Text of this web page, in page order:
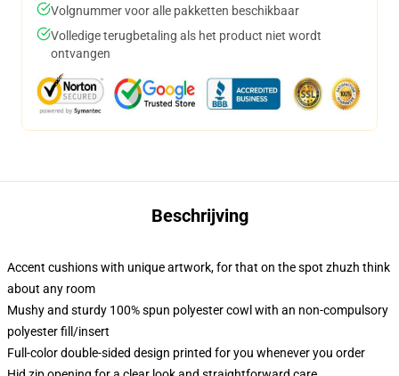
Volgnummer voor alle pakketten beschikbaar
Volledige terugbetaling als het product niet wordt
ontvangen
Beschrijving
Accent cushions with unique artwork, for that on the spot zhuzh think
about any room
Mushy and sturdy 100% spun polyester cowl with an non-compulsory
polyester fill/insert
Full-color double-sided design printed for you whenever you order